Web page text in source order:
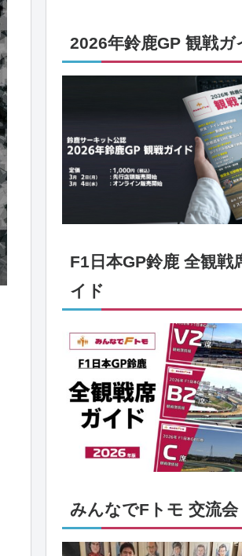
2026年鈴鹿GP 観戦ガ
F1日本GP鈴鹿 全観戦
イド
みんなでFトモ 交流会